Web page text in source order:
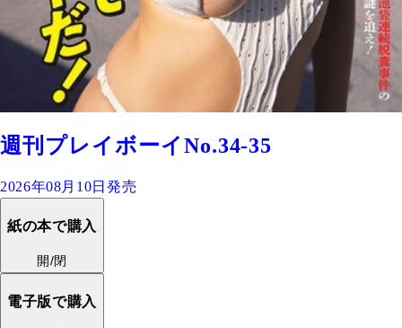
週刊プレイボーイNo.34-35
2026年08月10日発売
紙の本で購入
開/閉
電子版で購入